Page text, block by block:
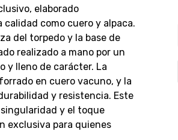
elaborado
como cuero y alpaca.
del torpedo y la base de
realizado a mano por un
y lleno de carácter. La
en cuero vacuno, y la
y resistencia. Este
y el toque
exclusiva para quienes